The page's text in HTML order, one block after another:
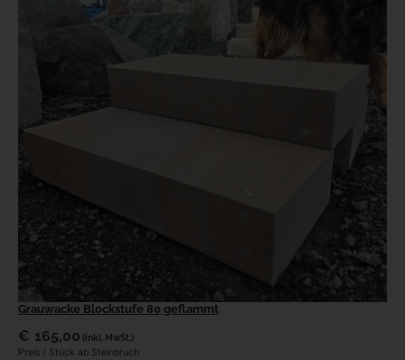
Grauwacke Blockstufe 80 geflammt
€ 165,00 (inkl. MwSt.)
Preis / Stück ab Steinbruch